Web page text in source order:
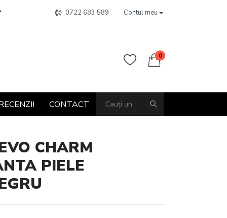
0722 683 589 Contul meu
0
CONTACT
CHARM
PIELE